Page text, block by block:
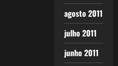
agosto 2011
julho 2011
junho 2011